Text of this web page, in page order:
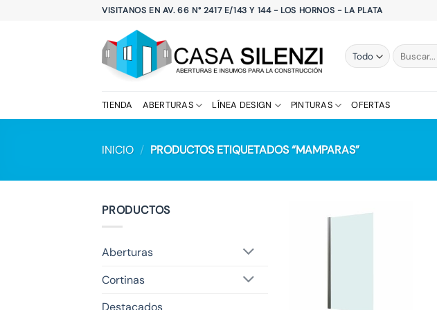
VISITANOS EN AV. 66 N° 2417 E/143 Y 144 - LOS HORNOS - LA PLATA
Buscar
por:
TIENDA ABERTURAS LÍNEA DESIGN PINTURAS OFERTAS
INICIO / PRODUCTOS ETIQUETADOS “MAMPARAS”
PRODUCTOS
Aberturas
Cortinas
Destacados